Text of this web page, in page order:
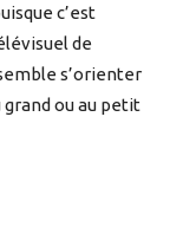
c’est
de
s’orienter
ou au petit